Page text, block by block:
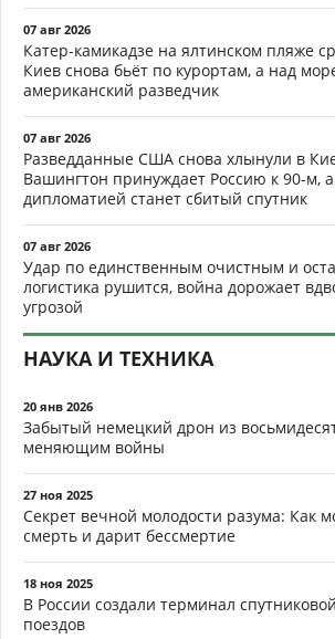
07 авг 2026
Катер-камикадзе на ялтинском пляже
Киев снова бьёт по курортам, а над
американский разведчик
07 авг 2026
Разведданные США снова хлынули в
Вашингтон принуждает Россию к 90-м,
дипломатией станет сбитый спутник
07 авг 2026
Удар по единственным очистным и
логистика рушится, война дорожает
угрозой
НАУКА И ТЕХНИКА
20 янв 2026
Забытый немецкий дрон из
меняющим войны
27 ноя 2025
Секрет вечной молодости разума: Как
смерть и дарит бессмертие
18 ноя 2025
В России создали терминал
поездов